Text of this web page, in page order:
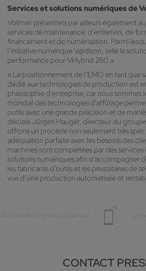
Services et solutions numériques de
Vollmer présentera par ailleurs également
services de maintenance, d’entretien, de
financement et de numérisation. Parmi
l’initiative numérique V@dison, telle la
performance pour VHybrid 260 ».
« Le positionnement de l’EMO en tant que
dédié aux technologies de production est
philosophie d’entreprise, car nous sommes
mondial des technologies d’affûtage
outils avec une grande précision et de
déclare Jürgen Hauger, directeur du
offrons un procédé non seulement très
adéquation parfaite avec les besoins des
machines sont complétées par des
solutions numériques afin d’accompagner
les fabricants d’outils et les prestataires de
vue d’une production automatisée et
CONTACT